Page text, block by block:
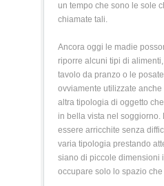
un tempo che sono le sole
chiamate tali.
Ancora oggi le madie
riporre alcuni tipi di
tavolo da pranzo o le
ovviamente utilizzate
altra tipologia di oggetto
in bella vista nel soggiorno.
essere arricchite senza
varia tipologia prestando
siano di piccole dimensioni
occupare solo lo spazio